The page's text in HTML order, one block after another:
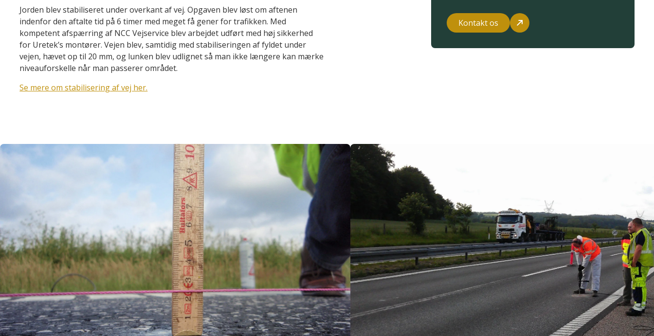
Jorden blev stabiliseret under overkant af vej. Opgaven blev løst om aftenen
indenfor den aftalte tid på 6 timer med meget få gener for trafikken. Med
kompetent afspærring af NCC Vejservice blev arbejdet udført med høj sikkerhed
for Uretek’s montører. Vejen blev, samtidig med stabiliseringen af fyldet under
vejen, hævet op til 20 mm, og lunken blev udlignet så man ikke længere kan mærke
niveauforskelle når man passerer området.
Se mere om stabilisering af vej her.
Kontakt os